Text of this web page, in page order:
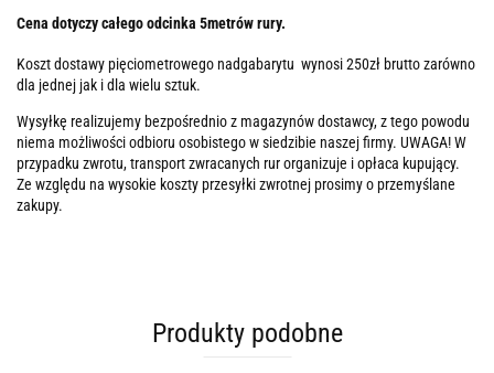
Cena dotyczy całego odcinka 5metrów rury.
Koszt dostawy pięciometrowego nadgabarytu wynosi 250zł brutto zarówno
dla jednej jak i dla wielu sztuk.
Wysyłkę realizujemy bezpośrednio z magazynów dostawcy, z tego powodu
niema możliwości odbioru osobistego w siedzibie naszej firmy. UWAGA! W
przypadku zwrotu, transport zwracanych rur organizuje i opłaca kupujący.
Ze względu na wysokie koszty przesyłki zwrotnej prosimy o przemyślane
zakupy.
Produkty podobne